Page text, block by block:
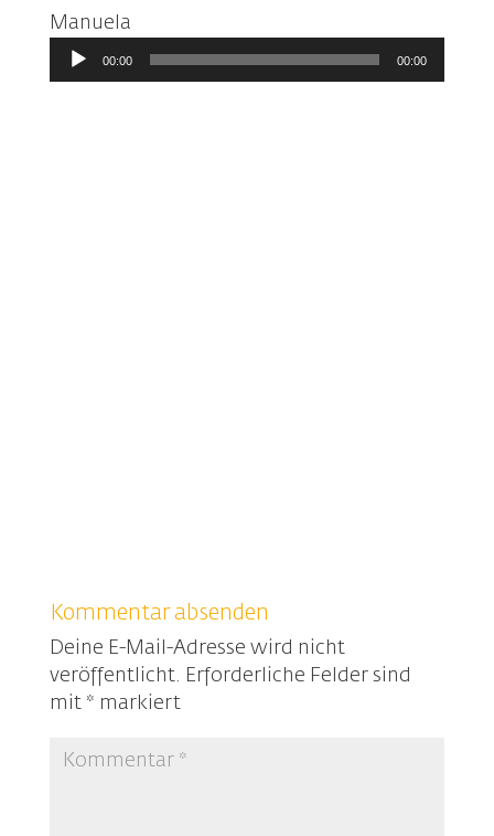
Manuela
Audio-
Player
00:00 00:00
Kommentar absenden
Deine E-Mail-Adresse wird nicht
veröffentlicht. Erforderliche Felder sind
mit * markiert